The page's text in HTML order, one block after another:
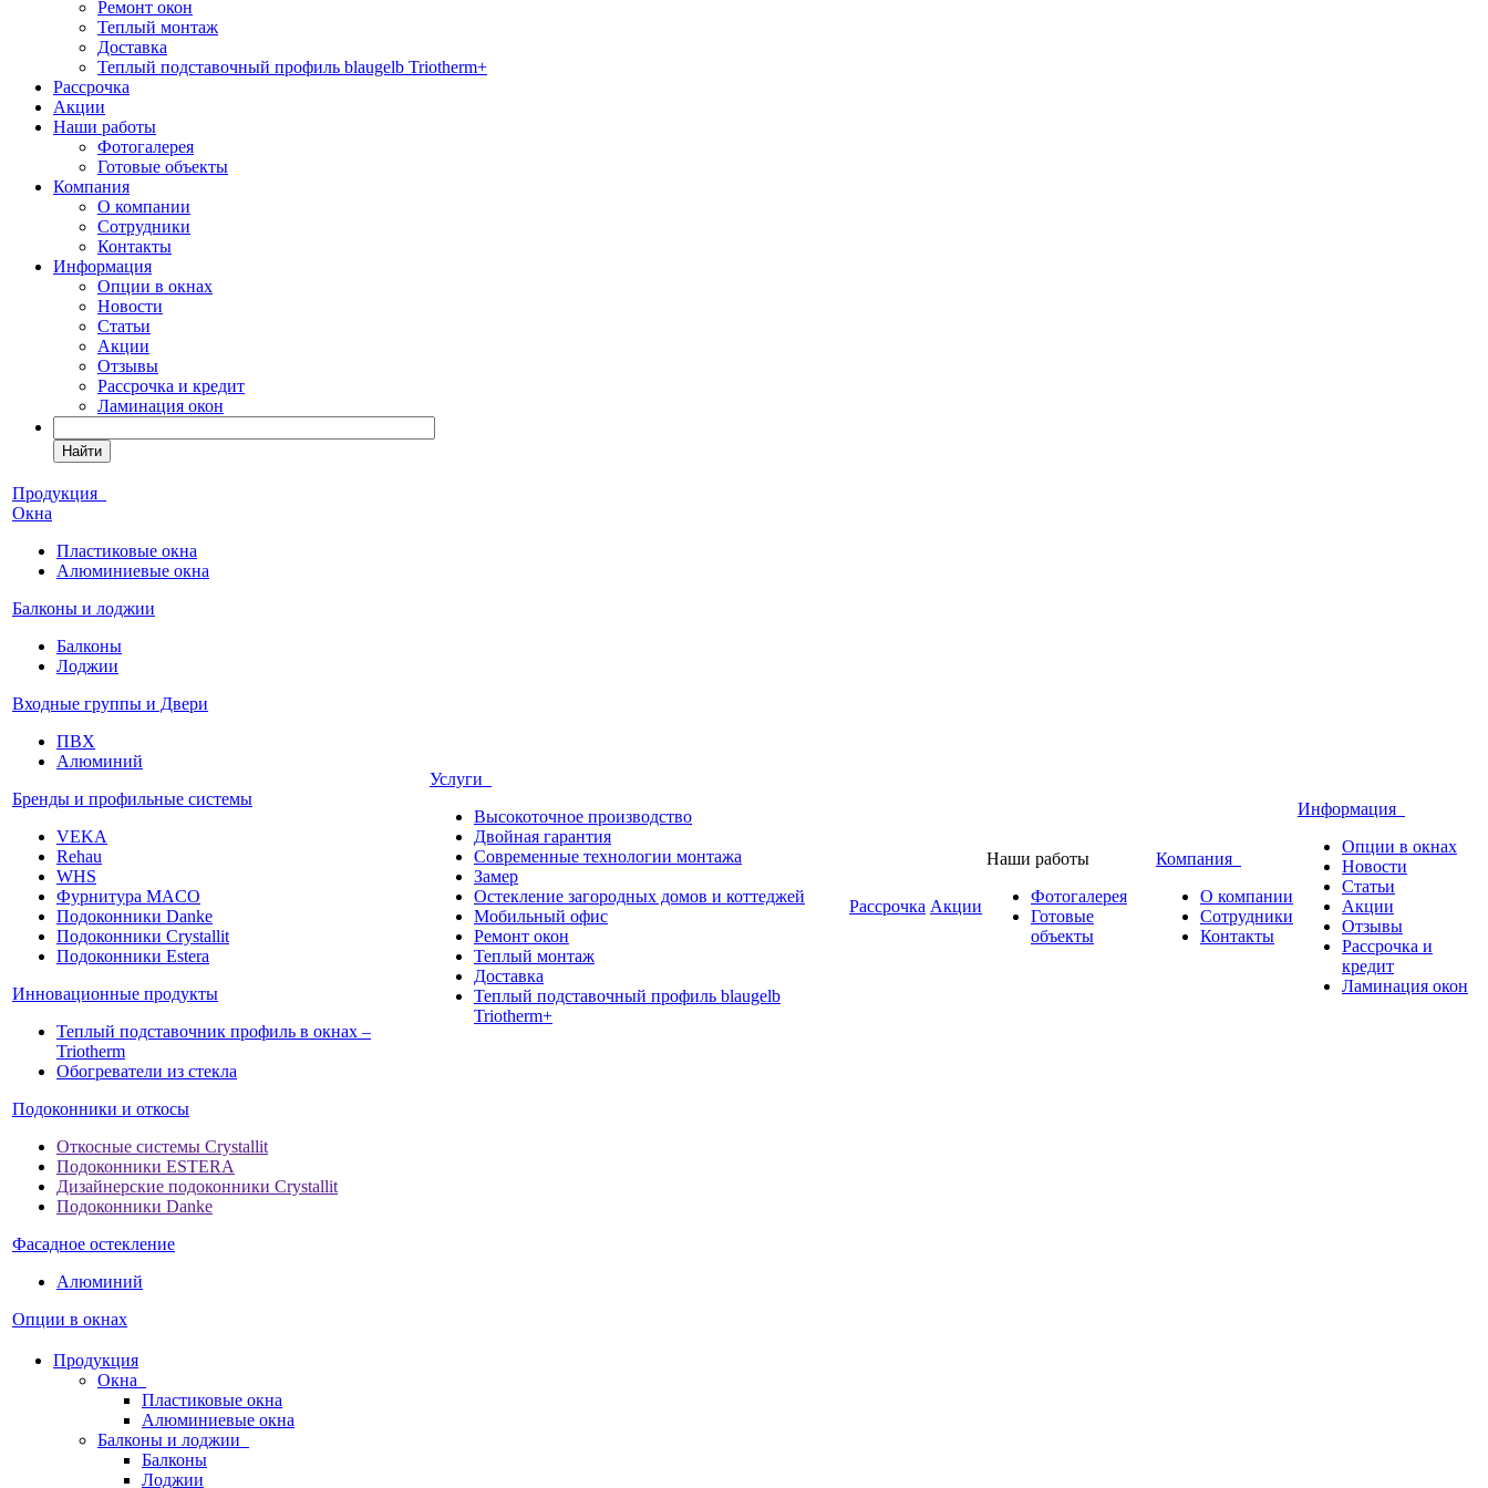
Ремонт окон
Теплый монтаж
Доставка
Теплый подставочный профиль blaugelb Triotherm+
Рассрочка
Акции
Наши работы
Фотогалерея
Готовые объекты
Компания
О компании
Сотрудники
Контакты
Информация
Опции в окнах
Новости
Статьи
Акции
Отзывы
Рассрочка и кредит
Ламинация окон
Найти
Продукция
Окна
Пластиковые окна
Алюминиевые окна
Балконы и лоджии
Балконы
Лоджии
Входные группы и Двери
ПВХ
Алюминий
Бренды и профильные системы
VEKA
Rehau
WHS
Фурнитура MACO
Подоконники Danke
Подоконники Crystallit
Подоконники Estera
Инновационные продукты
Теплый подставочник профиль в окнах –
Triotherm
Обогреватели из стекла
Подоконники и откосы
Откосные системы Crystallit
Подоконники ESTERA
Дизайнерские подоконники Crystallit
Подоконники Danke
Фасадное остекление
Алюминий
Опции в окнах
Услуги
Высокоточное производство
Двойная гарантия
Современные технологии монтажа
Замер
Остекление загородных домов и коттеджей
Мобильный офис
Ремонт окон
Теплый монтаж
Доставка
Теплый подставочный профиль blaugelb
Triotherm+
Рассрочка Акции
Наши работы
Фотогалерея
Готовые
объекты
Компания
О компании
Сотрудники
Контакты
Информация
Опции в окнах
Новости
Статьи
Акции
Отзывы
Рассрочка и
кредит
Ламинация окон
Продукция
Окна
Пластиковые окна
Алюминиевые окна
Балконы и лоджии
Балконы
Лоджии